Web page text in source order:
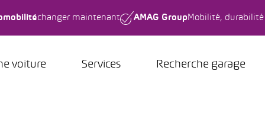
changer maintenant AMAG Group Mobilité,
voiture Services Recherche garage